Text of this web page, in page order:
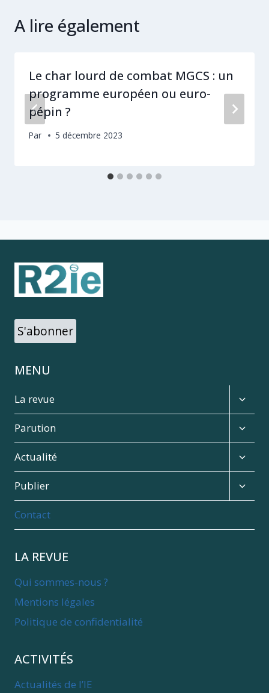
A lire également
Le char lourd de combat MGCS : un
programme européen ou euro-
pépin ?
Par 5 décembre 2023
S'abonner
MENU
La revue
child
menu
Parution
child
menu
Actualité
child
menu
Publier
child
Contact
LA REVUE
Qui sommes-nous ?
Mentions légales
Politique de confidentialité
ACTIVITÉS
Actualités de l’IE